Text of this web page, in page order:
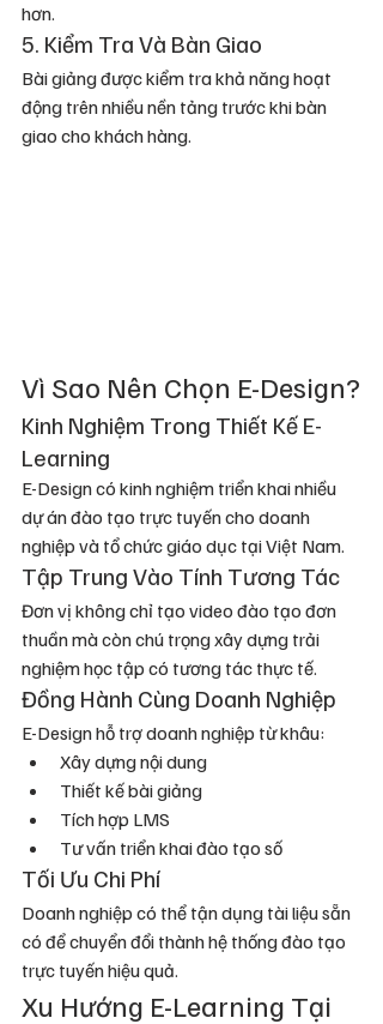
hơn.
5. Kiểm Tra Và Bàn Giao
Bài giảng được kiểm tra khả năng hoạt
động trên nhiều nền tảng trước khi bàn
giao cho khách hàng.
Vì Sao Nên Chọn E-Design?
Kinh Nghiệm Trong Thiết Kế E-
Learning
E-Design có kinh nghiệm triển khai nhiều
dự án đào tạo trực tuyến cho doanh
nghiệp và tổ chức giáo dục tại Việt Nam.
Tập Trung Vào Tính Tương Tác
Đơn vị không chỉ tạo video đào tạo đơn
thuần mà còn chú trọng xây dựng trải
nghiệm học tập có tương tác thực tế.
Đồng Hành Cùng Doanh Nghiệp
E-Design hỗ trợ doanh nghiệp từ khâu:
Xây dựng nội dung
Thiết kế bài giảng
Tích hợp LMS
Tư vấn triển khai đào tạo số
Tối Ưu Chi Phí
Doanh nghiệp có thể tận dụng tài liệu sẵn
có để chuyển đổi thành hệ thống đào tạo
trực tuyến hiệu quả.
Xu Hướng E-Learning Tại